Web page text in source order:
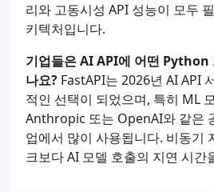
리와 고동시성 API 성능이 모두
키텍처입니다.
기업들은 AI API에 어떤 Python
나요? FastAPI는 2026년 AI API
적인 선택이 되었으며, 특히 ML
Anthropic 또는 OpenAI와 같은
업에서 많이 사용됩니다. 비동기
크보다 AI 모델 호출의 지연 시간